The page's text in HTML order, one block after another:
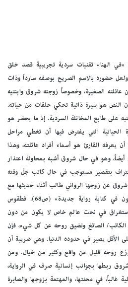
الهنا» تقنيات سردية تجريبية قصد خلق
حضوره بالاسم الصريح بوصفه سارداً وذات
عائلته الصغيرة، وخصوصاً زوجته شروق وابنتيه
النص هو سيرة ذاتية تحكي حلقات من حياته.
على طابع المخاتلة السردية. إذ ما يحضر هو
التي يفترض فيها أن تغطي مراحل
يعرفه القارئ هو أسماء أفراد عائلته، وهذا
أيضاً، وهو في حال شروق أشبه بمحاولة اعتذار
بتقصير مستوجب في حال كاتب جلّ وقته
شروق عن زوجها الروائي طالب أثناء حديثها مع
كوثر «هو يتحسس أكثر حين يكون في كتابة رواية جديدة» (ص68). فطقوس
في نحت عالم خاص لا يكون من دون
الكاتب/ الصائغ وتضيق روحه عن كل شيء، فإن
الأقل يصير في حدوده الدنيا. وهي ضريبة أن
روحه قليل من واقع وكثير من خيال. ومن
ربطها بجوانب إنسانية صرف في الرواية،
غالباً، في محنتها، والمهتمة بزوجها والصابرة